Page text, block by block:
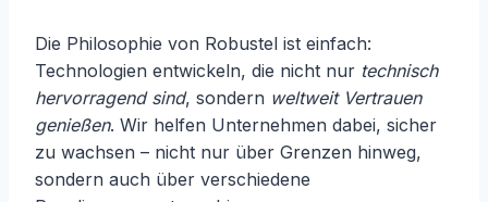
Die Philosophie von Robustel ist einfach:
Technologien entwickeln, die nicht nur technisch
hervorragend sind, sondern weltweit Vertrauen
genießen. Wir helfen Unternehmen dabei, sicher
zu wachsen – nicht nur über Grenzen hinweg,
sondern auch über verschiedene